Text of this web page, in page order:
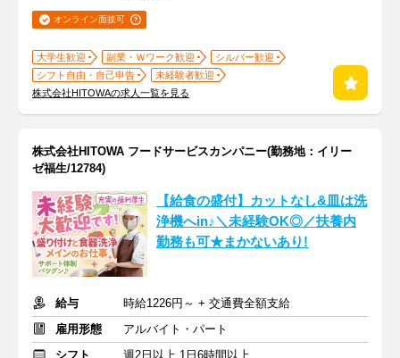
オンライン面接可
大学生歓迎 副業・Ｗワーク歓迎
シルバー歓迎
シフト自由・自己申告
未経験者歓迎
株式会社HITOWAの求人一覧を見る
株式会社HITOWA フードサービスカンパニー(勤務地：イリー
ゼ福生/12784)
【給食の盛付】カットなし&皿は洗
浄機へin♪＼未経験OK◎／扶養内
勤務も可★まかないあり!
給与
時給1226円～ + 交通費全額支給
雇用形態
アルバイト・パート
シフト
週2日以上 1日6時間以上